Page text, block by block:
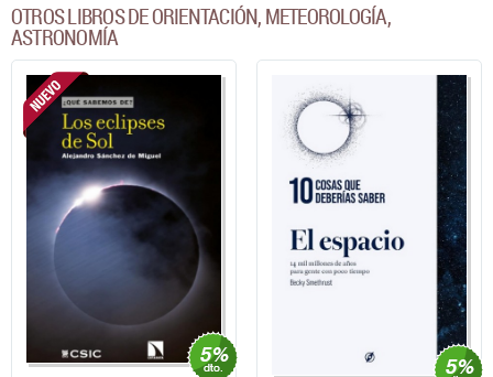
OTROS LIBROS DE ORIENTACIÓN, METEOROLOGÍA,
ASTRONOMÍA